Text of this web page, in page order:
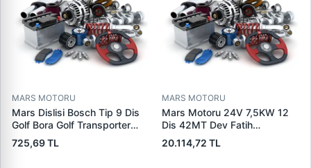
MARS MOTORU
Mars Dislisi Bosch Tip 9 Dis
Golf Bora Golf Transporter
Seat Skoda (15713) | ZEN
1108 | OEM 1072156
725,69 TL
MARS MOTORU
Mars Motoru 24V 7,5KW 12
Dis 42MT Dev Fatih
Cat,140H, 963B Cummins
L10,Qsc John Deere
20.114,72 TL